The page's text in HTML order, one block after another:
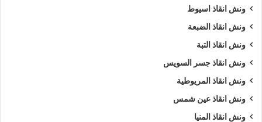
ونش انقاذ اسيوط
ونش انقاذ الضبعة
ونش انقاذ التبة
ونش انقاذ جسر السويس
ونش انقاذ المريوطية
ونش انقاذ عين شمس
ونش انقاذ المنيا